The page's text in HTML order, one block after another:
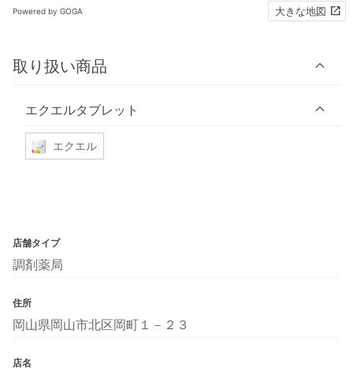
Powered by GOGA 大きな地図
取り扱い商品
エクエルタブレット
エクエル
店舗タイプ
調剤薬局
住所
岡山県岡山市北区岡町１－２３
店名